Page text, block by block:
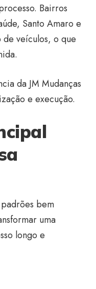
Bairros
Santo Amaro e
de veículos, o que
da JM Mudanças
e execução.
bem
uma
longo e